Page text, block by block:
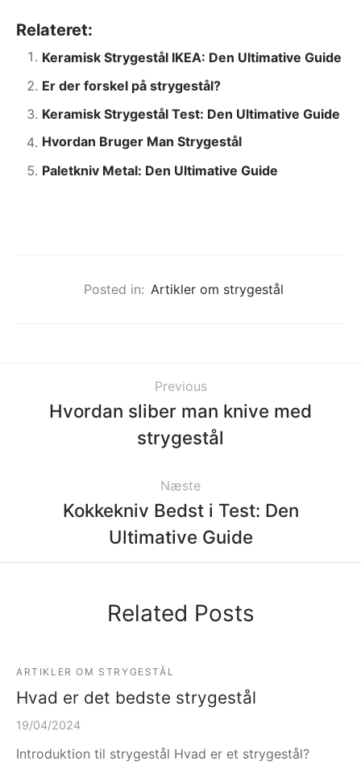
Relateret:
Keramisk Strygestål IKEA: Den Ultimative Guide
Er der forskel på strygestål?
Keramisk Strygestål Test: Den Ultimative Guide
Hvordan Bruger Man Strygestål
Paletkniv Metal: Den Ultimative Guide
Posted in: Artikler om strygestål
Previous
Hvordan sliber man knive med
strygestål
Næste
Kokkekniv Bedst i Test: Den
Ultimative Guide
Related Posts
ARTIKLER OM STRYGESTÅL
Hvad er det bedste strygestål
19/04/2024
Introduktion til strygestål Hvad er et strygestål?